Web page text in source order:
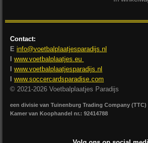
Contact:
E info@voetbalplaatjesparadijs.nl
I www.voetbalplaatjes.eu
I www.voetbalplaatjesparadijs.nl
I www.soccercardsparadise.com
© 2021-2026 Voetbalplaatjes Paradijs
een divisie van Tuinenburg Trading Company (TTC)
Kamer van Koophandel nr.: 92414788